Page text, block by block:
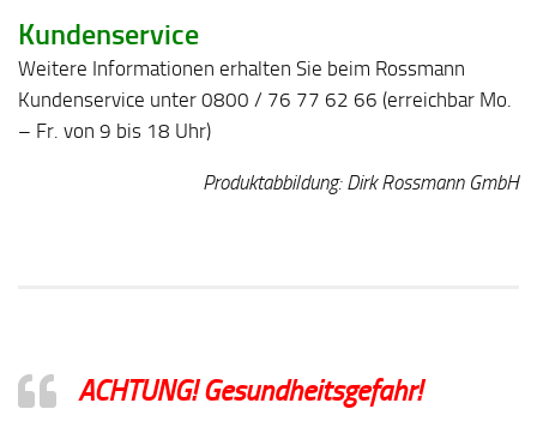
Kundenservice
Weitere Informationen erhalten Sie beim Rossmann
Kundenservice unter 0800 / 76 77 62 66 (erreichbar Mo.
– Fr. von 9 bis 18 Uhr)
Produktabbildung: Dirk Rossmann GmbH
ACHTUNG! Gesundheitsgefahr!